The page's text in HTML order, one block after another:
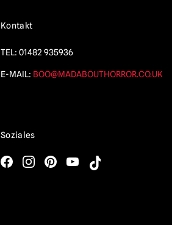
Kontakt
TEL: 01482 935936
E-MAIL: BOO@MADABOUTHORROR.CO.UK
Soziales